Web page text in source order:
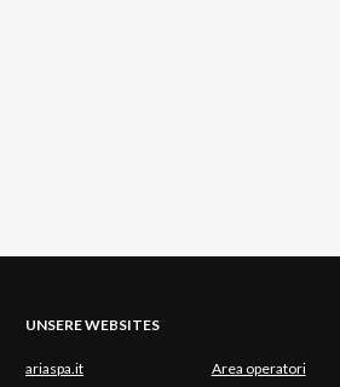
UNSERE WEBSITES
ariaspa.it Area operatori